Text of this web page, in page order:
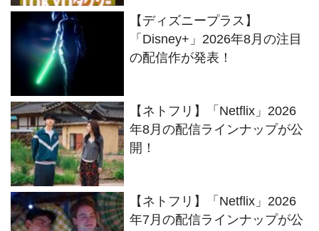
【ディズニープラス】
「Disney+」2026年8月の注目
の配信作が発表！
【ネトフリ】「Netflix」2026
年8月の配信ラインナップが公
開！
【ネトフリ】「Netflix」2026
年7月の配信ラインナップが公